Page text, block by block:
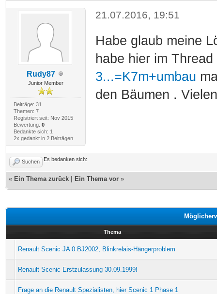
Rudy87
Junior Member
Beiträge: 31
Themen: 7
Registriert seit: Nov 2015
Bewertung: 0
Bedankte sich: 1
2x gedankt in 2 Beiträgen
21.07.2016, 19:51
Habe glaub meine
habe hier im Thread
3...=K7m+umbau
den Bäumen .
Suchen Es bedanken sich:
« Ein Thema zurück Ein Thema vor »
Thema
Renault Scenic JA 0 BJ2002, Blinkrelais-Hängerproblem
Renault Scenic Erstzulassung 30.09.1999!
Frage an die Renault Spezialisten, hier Scenic 1 Phase 1